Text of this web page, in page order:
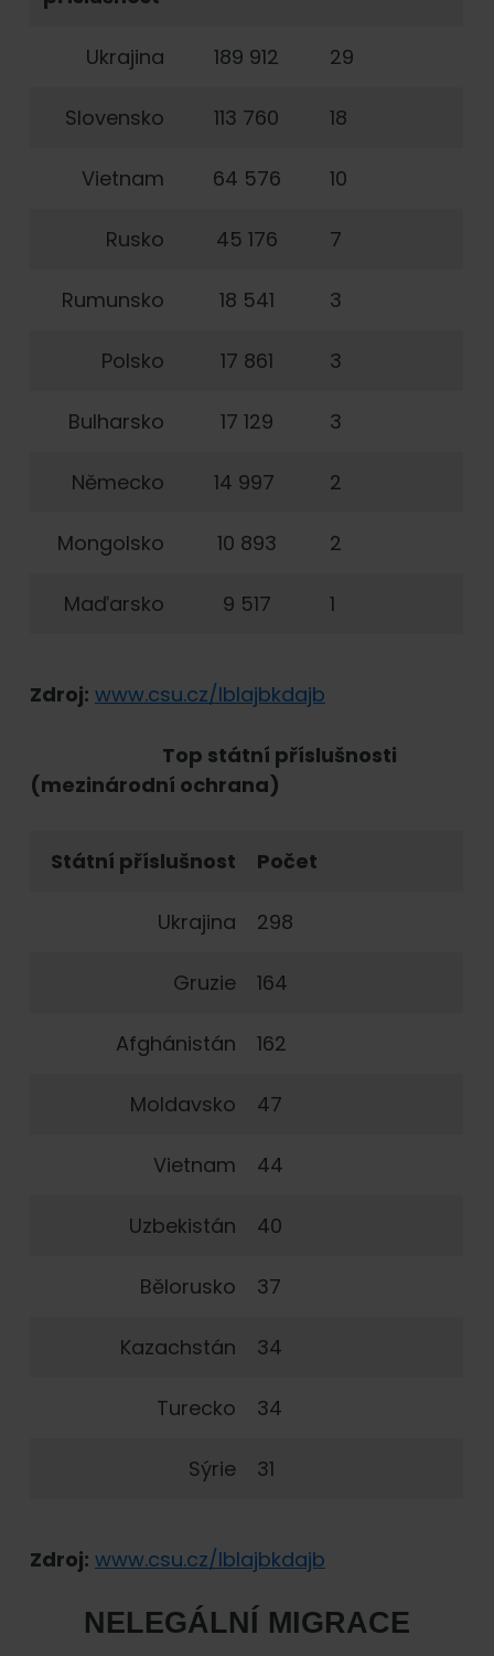
Ukrajina 189 912 29
Slovensko 113 760 18
Vietnam 64 576 10
Rusko 45 176 7
Rumunsko 18 541 3
Polsko 17 861 3
Bulharsko 17 129 3
Německo 14 997 2
Mongolsko 10 893 2
Maďarsko 9 517 1
Zdroj: www.csu.cz/lblajbkdajb
Top státní příslušnosti
(mezinárodní ochrana)
Státní příslušnost Počet
Ukrajina 298
Gruzie 164
Afghánistán 162
Moldavsko 47
Vietnam 44
Uzbekistán 40
Bělorusko 37
Kazachstán 34
Turecko 34
Sýrie 31
Zdroj: www.csu.cz/lblajbkdajb
NELEGÁLNÍ MIGRACE